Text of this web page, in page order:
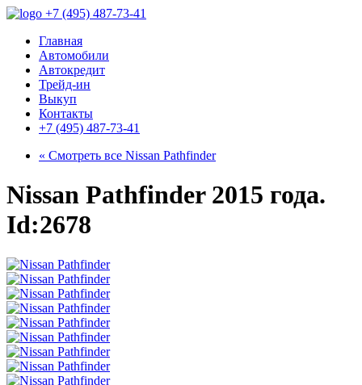
+7 (495) 487-73-41
Главная
Автомобили
Автокредит
Трейд-ин
Выкуп
Контакты
+7 (495) 487-73-41
« Смотреть все Nissan Pathfinder
Nissan Pathfinder 2015 года.
Id:2678